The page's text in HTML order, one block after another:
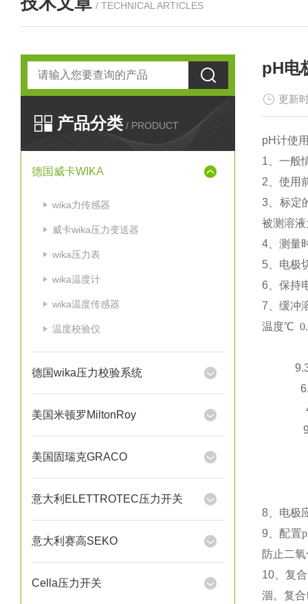
/ TECHNICAL ARTICLES
产品分类 / PRODUCT
德国威卡WIKA
wika力传感器
威卡wika压力变送器
wika压力表
wika温度计
wika温度传感器
温度校验仪
德国wika压力校验系统
美国米顿罗MiltonRoy
美国固瑞克GRACO
意大利ELETTROTEC压力开关
意大利赛高SEKO
Cella压力开关
pH电
更新
pH计使
1 、一
2 、使
3 、标
被测溶
4 、测
5 、电
6 、保
7 、缓冲
温度℃
8 、电极
9 、配置
防止二
10 、复
涸。复